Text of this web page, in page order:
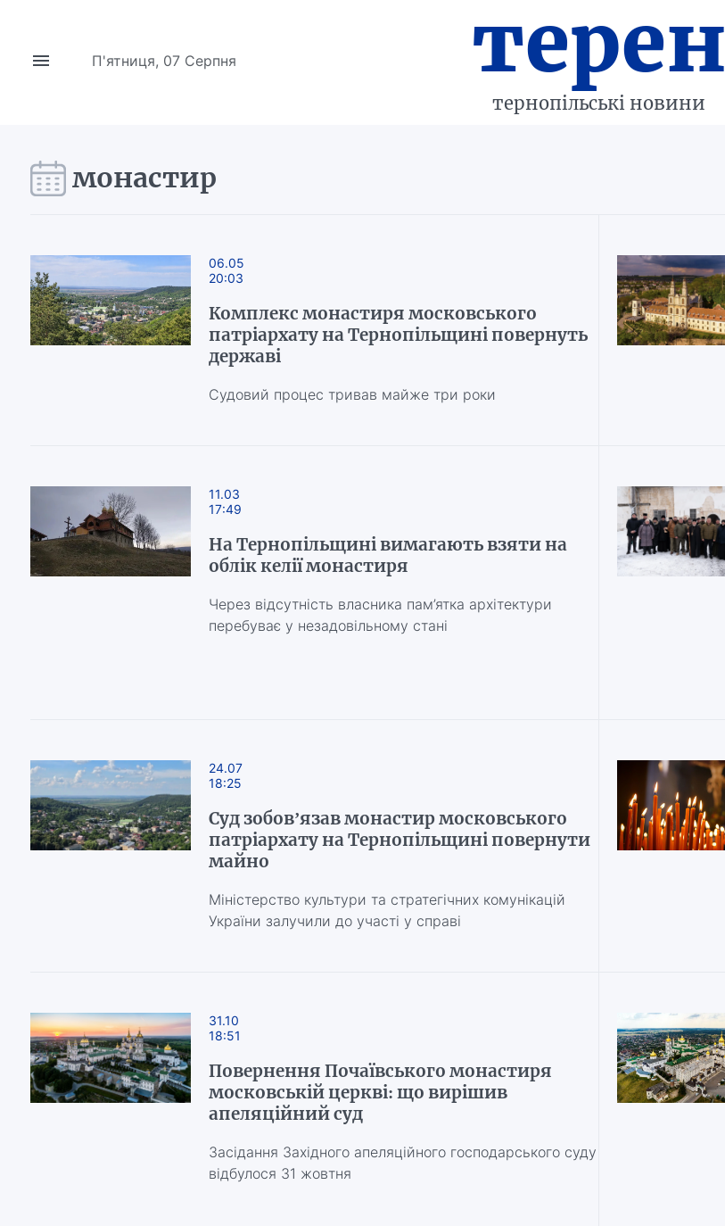
П'ятниця, 07 Серпня терен
тернопільські новини
монастир
06.05
20:03
Комплекс монастиря московського
патріархату на Тернопільщині повернуть
державі
Судовий процес тривав майже три роки
11.03
17:49
На Тернопільщині вимагають взяти на
облік келії монастиря
Через відсутність власника пам’ятка архітектури
перебуває у незадовільному стані
24.07
18:25
Суд зобов’язав монастир московського
патріархату на Тернопільщині повернути
майно
Міністерство культури та стратегічних комунікацій
України залучили до участі у справі
31.10
18:51
Повернення Почаївського монастиря
московській церкві: що вирішив
апеляційний суд
Засідання Західного апеляційного господарського суду
відбулося 31 жовтня